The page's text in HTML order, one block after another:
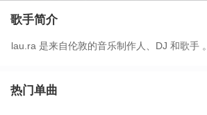
歌手简介
lau.ra 是来自伦敦的音乐制作人、DJ 和歌手 。
热门单曲